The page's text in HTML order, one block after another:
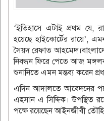
‘ইতিহাসে এটাই প্রথম যে,
হয়েছে হাইকোর্টের রায়ে’,
সৈয়দ রেফাত
নিবন্ধন ফিরে পেতে আজ
শুনানিতে এমন মন্তব্য করেন
এদিন আদালতে আবেদনের
এহসান এ সিদ্দিক। উপস্থিত
পক্ষে রয়েছেন আইনজীবী